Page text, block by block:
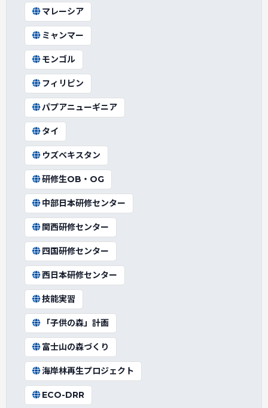
マレーシア
ミャンマー
モンゴル
フィリピン
パプアニューギニア
タイ
ウズベキスタン
研修生OB・OG
中部日本研修センター
関西研修センター
四国研修センター
西日本研修センター
技能実習
「子供の森」計画
富士山の森づくり
海岸林再生プロジェクト
ECO-DRR